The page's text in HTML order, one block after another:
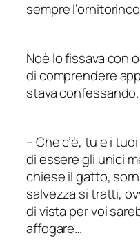
sempre
Noè lo fissava con
di comprendere
stava confessando.
–Che c’è, tu e i
di essere gli unici
chiese il gatto,
salvezza si tratti,
di vista per voi
affogare…